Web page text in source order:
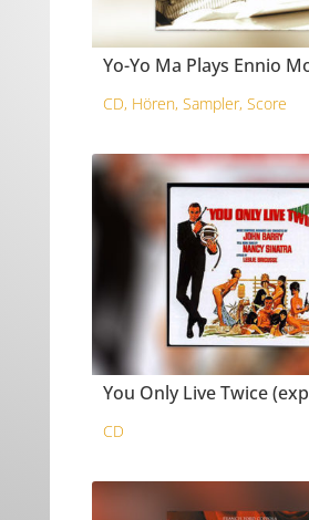
Yo-Yo Ma Plays Ennio
CD, Hören, Sampler, Score
You Only Live Twice
CD